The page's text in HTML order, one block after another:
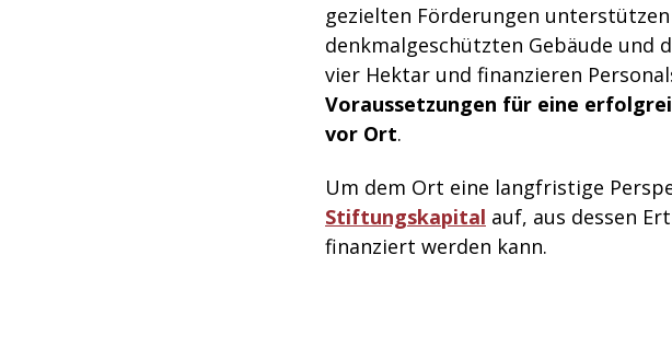
gezielten Förderungen
denkmalgeschützten Gebäude und
vier Hektar und finanzieren
Voraussetzungen für eine
vor Ort.
Um dem Ort eine langfristige
Stiftungskapital auf, aus dessen
finanziert werden kann.